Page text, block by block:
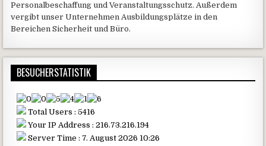
Personalbeschaffung und Veranstaltungsschutz. Außerdem
vergibt unser Unternehmen Ausbildungsplätze in den
Bereichen Sicherheit und Büro.
BESUCHERSTATISTIK
Total Users : 5416
Your IP Address : 216.73.216.194
Server Time : 7. August 2026 10:26